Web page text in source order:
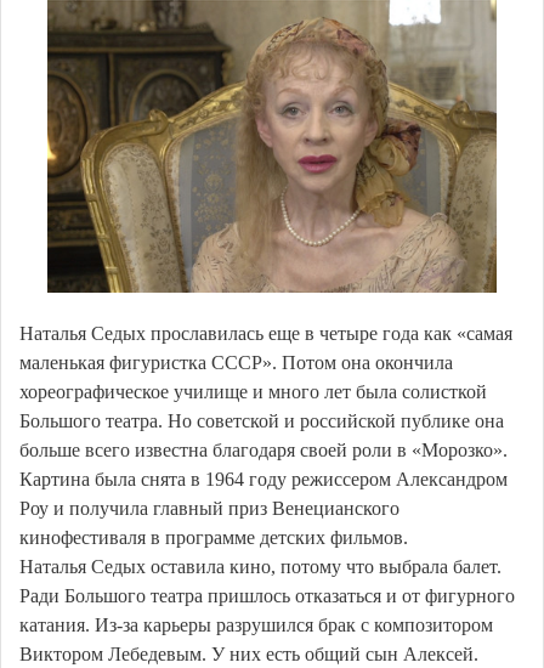
Наталья Седых прославилась еще в четыре года как «самая
маленькая фигуристка СССР». Потом она окончила
хореографическое училище и много лет была солисткой
Большого театра. Но советской и российской публике она
больше всего известна благодаря своей роли в «Морозко».
Картина была снята в 1964 году режиссером Александром
Роу и получила главный приз Венецианского
кинофестиваля в программе детских фильмов.
Наталья Седых оставила кино, потому что выбрала балет.
Ради Большого театра пришлось отказаться и от фигурного
катания. Из-за карьеры разрушился брак с композитором
Виктором Лебедевым. У них есть общий сын Алексей.